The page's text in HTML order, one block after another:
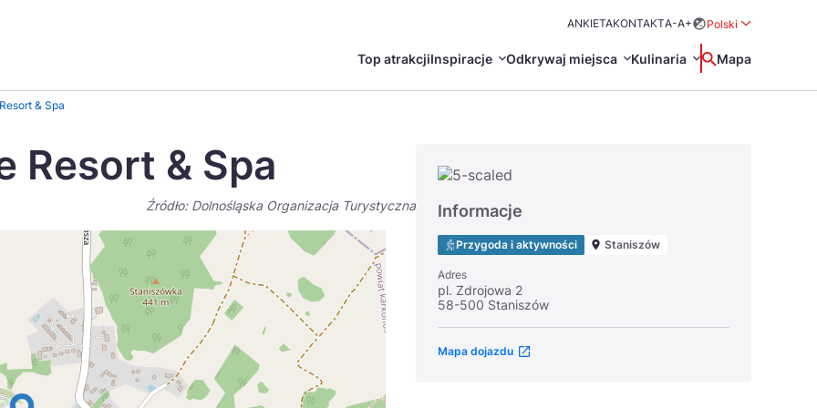
ANKIETAKONTAKTA-A+
Polski
Top atrakcjiInspiracje
Ambasador miejsca Certyfikaty POT
Odkrywaj miejsca
UNESCO
Uzdrowiska
Kulinaria
Szlaki kulinarne Restauracje Michelin
Wyszukaj
Mapa
Norsk Suomi Svenska
& Spa
Resort & Spa
Źródło: Dolnośląska Organizacja Turystyczna Informacje
Przygoda i aktywności Staniszów
Adres
pl. Zdrojowa 2
58-500 Staniszów
Mapa dojazdu